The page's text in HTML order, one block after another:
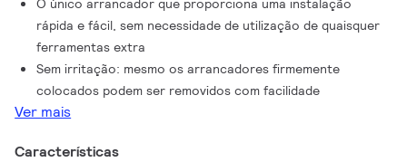
O único arrancador que proporciona uma instalação
rápida e fácil, sem necessidade de utilização de quaisquer
ferramentas extra
Sem irritação: mesmo os arrancadores firmemente
colocados podem ser removidos com facilidade
Ver mais
Características